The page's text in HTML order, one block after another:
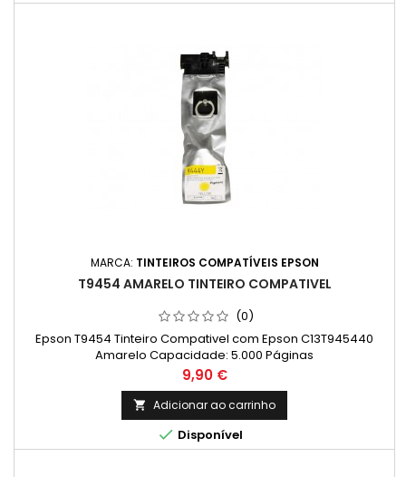
MARCA: TINTEIROS COMPATÍVEIS EPSON
T9454 AMARELO TINTEIRO COMPATIVEL
(0)
Epson T9454 Tinteiro Compativel com Epson C13T945440
Amarelo Capacidade: 5.000 Páginas
Preço
9,90 €
 Adicionar ao carrinho
 Disponível